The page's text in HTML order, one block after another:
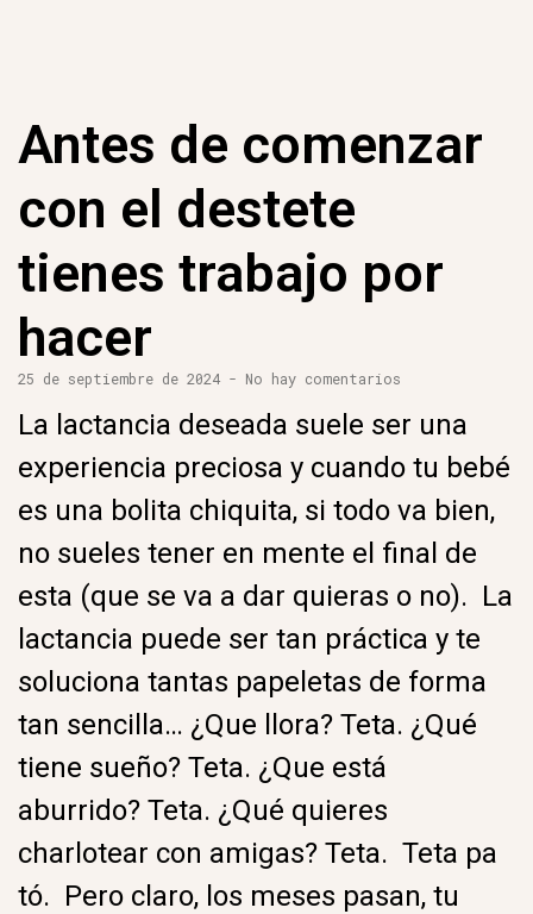
Antes de comenzar
con el destete
tienes trabajo por
hacer
25 de septiembre de 2024 No hay comentarios
La lactancia deseada suele ser una
experiencia preciosa y cuando tu bebé
es una bolita chiquita, si todo va bien,
no sueles tener en mente el final de
esta (que se va a dar quieras o no). La
lactancia puede ser tan práctica y te
soluciona tantas papeletas de forma
tan sencilla… ¿Que llora? Teta. ¿Qué
tiene sueño? Teta. ¿Que está
aburrido? Teta. ¿Qué quieres
charlotear con amigas? Teta. Teta pa
tó. Pero claro, los meses pasan, tu